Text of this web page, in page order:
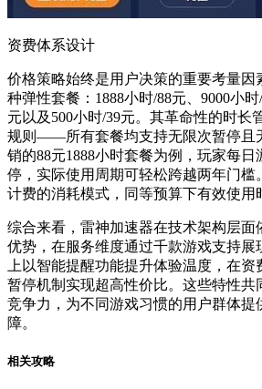
资费体系设计
价格策略始终是用户决策的重要考量因
种弹性套餐：1888小时/88元、9000小
元以及500小时/39元。其革命性的时长
规则——所有套餐均支持无限次暂停且
销的88元1888小时套餐为例，玩家每日
停，实际使用周期可轻松跨越两年门槛
计费的消耗模式，同等预算下有效使用
综合来看，雷神加速器在技术架构层面
优势，在服务维度通过千款游戏支持展
上以智能提醒功能提升体验温度，在
暂停机制实现超高性价比。这些特性共
竞争力，为不同游戏习惯的用户群体提
障。
相关攻略